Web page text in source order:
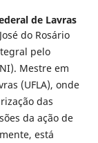
de Lavras
do Rosário
pelo
Mestre em
(UFLA), onde
das
da ação de
está